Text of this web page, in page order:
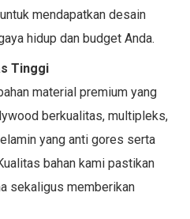
mendapatkan desain
hidup dan budget Anda.
Tinggi
material premium yang
berkualitas, multipleks,
yang anti gores serta
bahan kami pastikan
sekaligus memberikan